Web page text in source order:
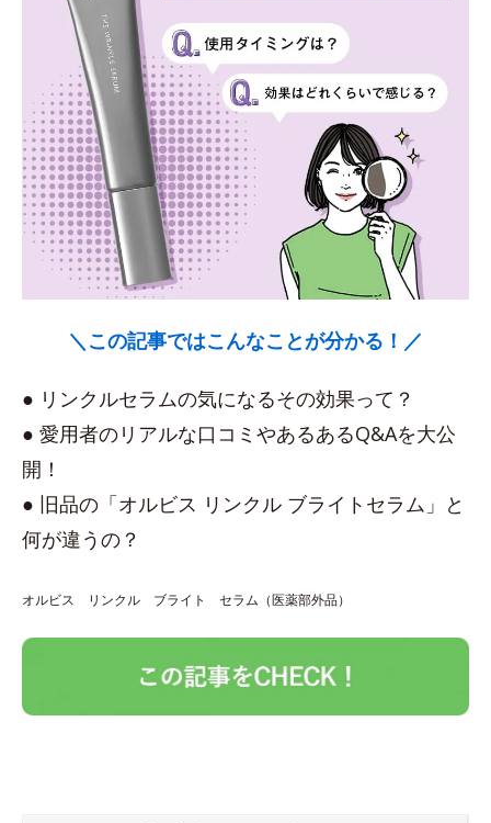
＼この記事ではこんなことが分かる！／
● リンクルセラムの気になるその効果って？
● 愛用者のリアルな口コミやあるあるQ&Aを大公
開！
● 旧品の「オルビス リンクル ブライトセラム」と
何が違うの？
オルビス リンクル ブライト セラム（医薬部外品）